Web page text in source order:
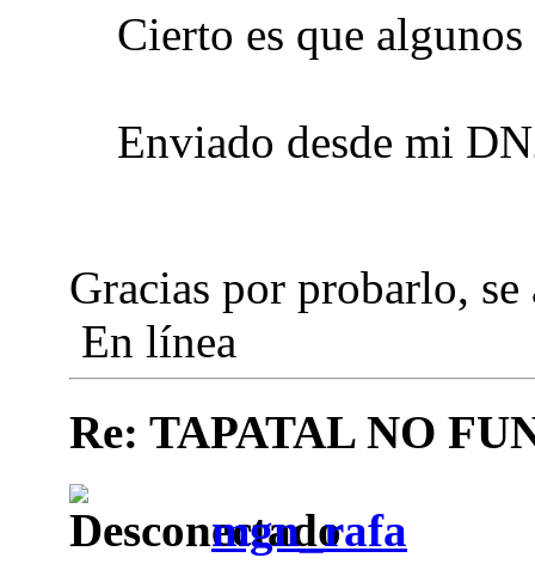
Cierto es que
Enviado desde mi
Gracias por probarlo,
En línea
Re: TAPATAL NO
mgn_rafa